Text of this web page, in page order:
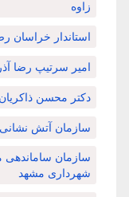
زاوه
استاندار خراسان
امیر سرتیپ رضا
دکتر محسن ذاکریان
سازمان آتش
سازمان
شهرداری مشهد